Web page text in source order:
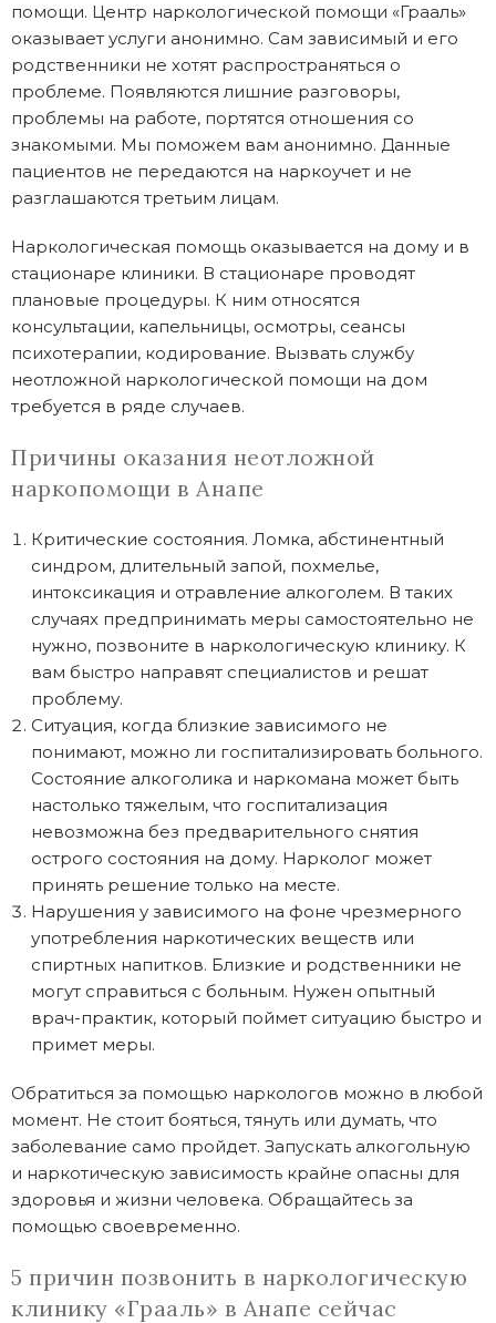
помощи. Центр наркологической помощи «Грааль»
оказывает услуги анонимно. Сам зависимый и его
родственники не хотят распространяться о
проблеме. Появляются лишние разговоры,
проблемы на работе, портятся отношения со
знакомыми. Мы поможем вам анонимно. Данные
пациентов не передаются на наркоучет и не
разглашаются третьим лицам.
Наркологическая помощь оказывается на дому и в
стационаре клиники. В стационаре проводят
плановые процедуры. К ним относятся
консультации, капельницы, осмотры, сеансы
психотерапии, кодирование. Вызвать службу
неотложной наркологической помощи на дом
требуется в ряде случаев.
Причины оказания неотложной
наркопомощи в Анапе
Критические состояния. Ломка, абстинентный
синдром, длительный запой, похмелье,
интоксикация и отравление алкоголем. В таких
случаях предпринимать меры самостоятельно не
нужно, позвоните в наркологическую клинику. К
вам быстро направят специалистов и решат
проблему.
Ситуация, когда близкие зависимого не
понимают, можно ли госпитализировать больного.
Состояние алкоголика и наркомана может быть
настолько тяжелым, что госпитализация
невозможна без предварительного снятия
острого состояния на дому. Нарколог может
принять решение только на месте.
Нарушения у зависимого на фоне чрезмерного
употребления наркотических веществ или
спиртных напитков. Близкие и родственники не
могут справиться с больным. Нужен опытный
врач-практик, который поймет ситуацию быстро и
примет меры.
Обратиться за помощью наркологов можно в любой
момент. Не стоит бояться, тянуть или думать, что
заболевание само пройдет. Запускать алкогольную
и наркотическую зависимость крайне опасны для
здоровья и жизни человека. Обращайтесь за
помощью своевременно.
5 причин позвонить в наркологическую
клинику «Грааль» в Анапе сейчас